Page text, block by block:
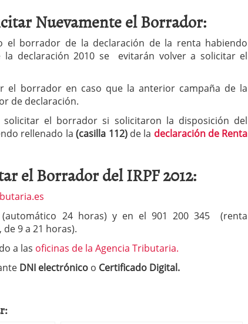
Nuevamente el Borrador:
el borrador de la declaración de la renta habiendo
la declaración 2010 se evitarán volver a solicitar el
el borrador en caso que la anterior campaña de la
de declaración.
solicitar el borrador si solicitaron la disposición del
rellenado la (casilla 112) de la declaración de Renta
el Borrador del IRPF 2012:
24 horas) y en el 901 200 345 (renta
9 a 21 horas).
a las oficinas de la Agencia Tributaria.
DNI electrónico o Certificado Digital.